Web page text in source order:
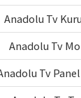
Anadolu Tv
Anadolu Tv
Tv